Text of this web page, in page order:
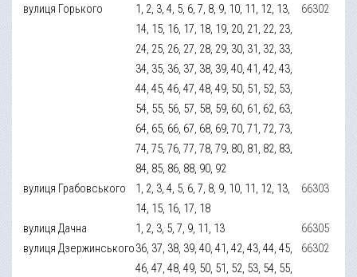
вулиця Горького
1, 2, 3, 4, 5, 6, 7, 8, 9, 10, 11, 12, 13,
14, 15, 16, 17, 18, 19, 20, 21, 22, 23,
24, 25, 26, 27, 28, 29, 30, 31, 32, 33,
34, 35, 36, 37, 38, 39, 40, 41, 42, 43,
44, 45, 46, 47, 48, 49, 50, 51, 52, 53,
54, 55, 56, 57, 58, 59, 60, 61, 62, 63,
64, 65, 66, 67, 68, 69, 70, 71, 72, 73,
74, 75, 76, 77, 78, 79, 80, 81, 82, 83,
84, 85, 86, 88, 90, 92
66302
вулиця Грабовського
1, 2, 3, 4, 5, 6, 7, 8, 9, 10, 11, 12, 13,
14, 15, 16, 17, 18
66303
вулиця Дачна 1, 2, 3, 5, 7, 9, 11, 13
66305
вулиця Дзержинського36, 37, 38, 39, 40, 41, 42, 43, 44, 45,
46, 47, 48, 49, 50, 51, 52, 53, 54, 55,
66302